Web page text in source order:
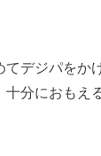
デジパを
十分におも